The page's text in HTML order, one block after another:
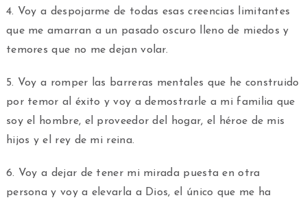
4. Voy a despojarme de todas esas creencias limitantes
que me amarran a un pasado oscuro lleno de miedos y
temores que no me dejan volar.
5. Voy a romper las barreras mentales que he construido
por temor al éxito y voy a demostrarle a mi familia que
soy el hombre, el proveedor del hogar, el héroe de mis
hijos y el rey de mi reina.
6. Voy a dejar de tener mi mirada puesta en otra
persona y voy a elevarla a Dios, el único que me ha